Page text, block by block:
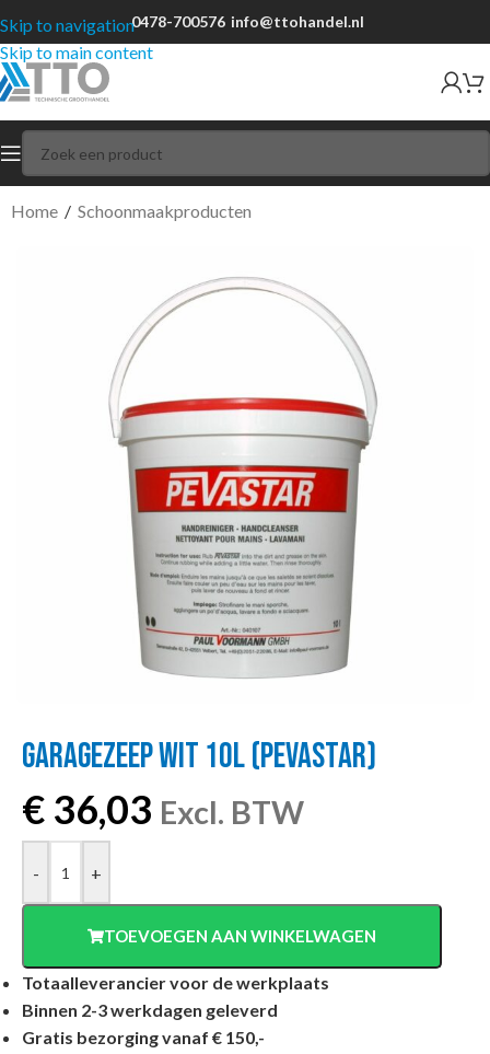
Skip to navigation
Skip to main content
0478-700576 info@ttohandel.nl
Home / Schoonmaakproducten
GARAGEZEEP WIT 10L (PEVASTAR)
€ 36,03 Excl. BTW
- +
TOEVOEGEN AAN WINKELWAGEN
Totaalleverancier voor de werkplaats
Binnen 2-3 werkdagen geleverd
Gratis bezorging vanaf € 150,-